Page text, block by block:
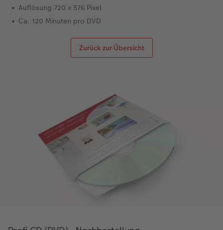
Auflösung 720 x 576 Pixel
Ca. 120 Minuten pro DVD
Zurück zur Übersicht